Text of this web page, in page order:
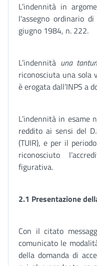
L’indennità in
l'assegno ordinario
giugno 1984, n. 222.
L’indennità una
riconosciuta una sola
è erogata dall’INPS a
L’indennità in esame
reddito ai sensi del
(TUIR), e per il
riconosciuto
figurativa.
2.1 Presentazione
Con il citato
comunicato le
della domanda di